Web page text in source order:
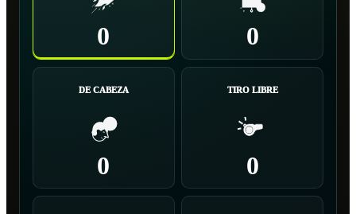
0 0
DE CABEZA
0
TIRO LIBRE
0